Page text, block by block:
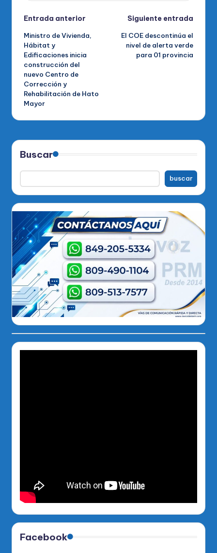
Navegación
de
entradas
Entrada anterior
Ministro de Vivienda,
Hábitat y
Edificaciones inicia
construcción del
nuevo Centro de
Corrección y
Rehabilitación de Hato
Mayor
Siguiente entrada
El COE descontinúa el
nivel de alerta verde
para 01 provincia
Buscar
buscar
Facebook